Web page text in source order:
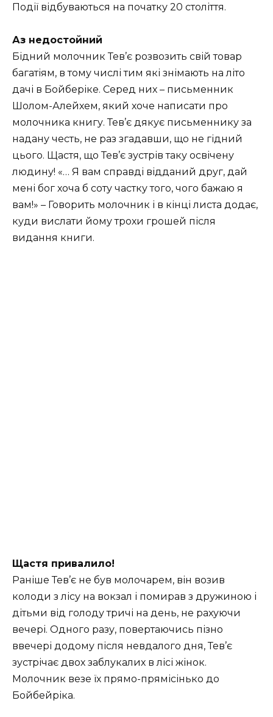
Події відбуваються на початку 20 століття.
Аз недостойний
Бідний молочник Тев’є розвозить свій товар
багатіям, в тому числі тим які знімають на літо
дачі в Бойберіке. Серед них – письменник
Шолом-Алейхем, який хоче написати про
молочника книгу. Тев’є дякує письменнику за
надану честь, не раз згадавши, що не гідний
цього. Щастя, що Тев’є зустрів таку освічену
людину! «… Я вам справді відданий друг, дай
мені бог хоча б соту частку того, чого бажаю я
вам!» – Говорить молочник і в кінці листа додає,
куди вислати йому трохи грошей після
видання книги.
Щастя привалило!
Раніше Тев’є не був молочарем, він возив
колоди з лісу на вокзал і помирав з дружиною і
дітьми від голоду тричі на день, не рахуючи
вечері. Одного разу, повертаючись пізно
ввечері додому після невдалого дня, Тев’є
зустрічає двох заблукалих в лісі жінок.
Молочник везе їх прямо-прямісінько до
Бойбейріка.